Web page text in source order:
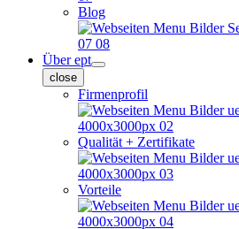
Blog
Über ept
close
Firmenprofil
Qualität + Zertifikate
Vorteile